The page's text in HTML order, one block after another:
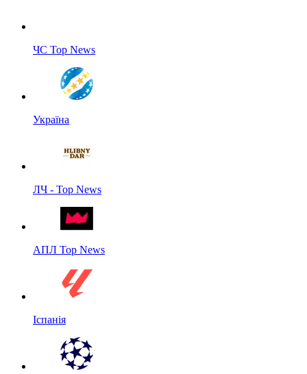
ЧС Top News
Україна
ЛЧ - Top News
АПЛ Top News
Іспанія